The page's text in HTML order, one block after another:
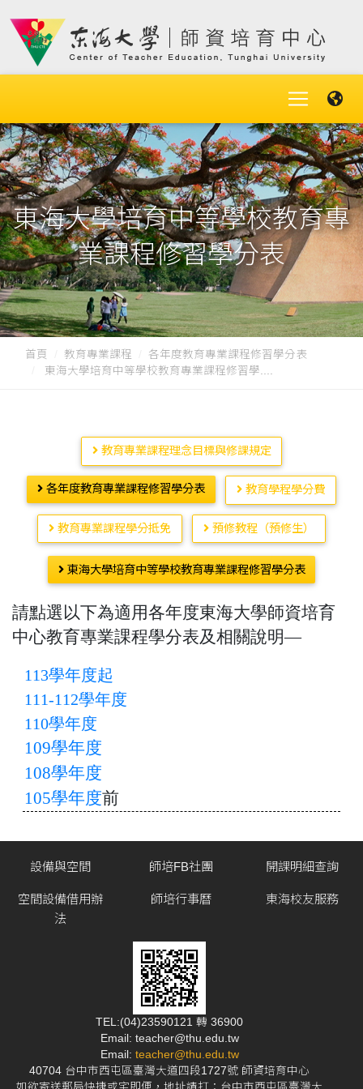
東海大學培育中等學校教育專
業課程修習學分表
首頁 教育專業課程
各年度教育專業課程修習學分表
東海大學培育中等學校教育專業課程修習學....
教育專業課程理念目標與修課規定
各年度教育專業課程修習學分表 教育學程學分費
教育專業課程學分抵免 預修教程（預修生）
東海大學培育中等學校教育專業課程修習學分表
請點選以下為適用各年度東海大學師資培育
中心教育專業課程學分表及相關說明—
113學年度起
111-112學年度
110學年度
109學年度
108學年度
105學年度前
設備與空間
空間設備借用辦
法
師培FB社團
師培行事曆
開課明細查詢
東海校友服務
TEL:(04)23590121 轉 36900
Email: teacher@thu.edu.tw
Email: teacher@thu.edu.tw
40704 台中市西屯區臺灣大道四段1727號 師資培育中心